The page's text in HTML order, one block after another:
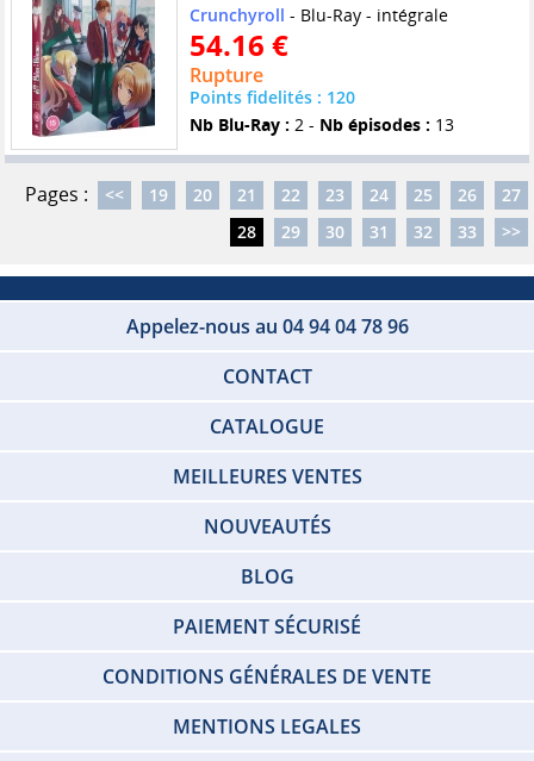
Crunchyroll - Blu-Ray - intégrale
54.16 €
Rupture
Points fidelités : 120
Nb Blu-Ray : 2 - Nb épisodes : 13
Pages : << 19 20 21 22 23 24 25 26
27
28
29 30 31 32 33 >>
Appelez-nous au 04 94 04 78 96
CONTACT
CATALOGUE
MEILLEURES VENTES
NOUVEAUTÉS
BLOG
PAIEMENT SÉCURISÉ
CONDITIONS GÉNÉRALES DE VENTE
MENTIONS LEGALES